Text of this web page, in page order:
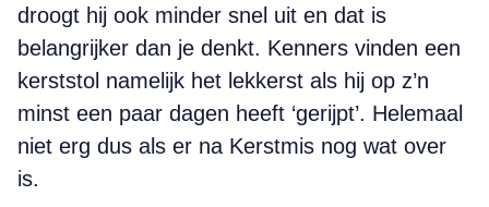
droogt hij ook minder snel uit en dat is
belangrijker dan je denkt. Kenners vinden een
kerststol namelijk het lekkerst als hij op z’n
minst een paar dagen heeft ‘gerijpt’. Helemaal
niet erg dus als er na Kerstmis nog wat over
is.